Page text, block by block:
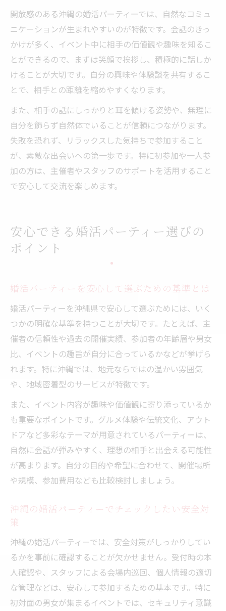
開放感のある沖縄の婚活パーティーでは、自然なコミュ
ニケーションが生まれやすいのが特徴です。会話のきっ
かけが多く、イベント中に相手の価値観や趣味を知るこ
とができるので、まずは笑顔で挨拶し、積極的に話しか
けることが大切です。自分の興味や体験談を共有するこ
とで、相手との距離を縮めやすくなります。
また、相手の話にしっかりと耳を傾ける姿勢や、無理に
自分を飾らず自然体でいることが信頼につながります。
失敗を恐れず、リラックスした気持ちで参加すること
が、素敵な出会いへの第一歩です。特に初参加や一人参
加の方は、主催者やスタッフのサポートを活用すること
で安心して交流を楽しめます。
安心できる婚活パーティー選びの
ポイント
婚活パーティーを安心して選ぶための基準とは
婚活パーティーを沖縄県で安心して選ぶためには、いく
つかの明確な基準を持つことが大切です。たとえば、主
催者の信頼性や過去の開催実績、参加者の年齢層や男女
比、イベントの趣旨が自分に合っているかなどが挙げら
れます。特に沖縄では、地元ならではの温かい雰囲気
や、地域密着型のサービスが特徴です。
また、イベント内容が趣味や価値観に寄り添っているか
も重要なポイントです。グルメ体験や伝統文化、アウト
ドアなど多彩なテーマが用意されているパーティーは、
自然に会話が弾みやすく、理想の相手と出会える可能性
が高まります。自分の目的や希望に合わせて、開催場所
や規模、参加費用なども比較検討しましょう。
沖縄の婚活パーティーでチェックしたい安全対
策
沖縄の婚活パーティーでは、安全対策がしっかりしてい
るかを事前に確認することが欠かせません。受付時の本
人確認や、スタッフによる会場内巡回、個人情報の適切
な管理などは、安心して参加するための基本です。特に
初対面の男女が集まるイベントでは、セキュリティ意識